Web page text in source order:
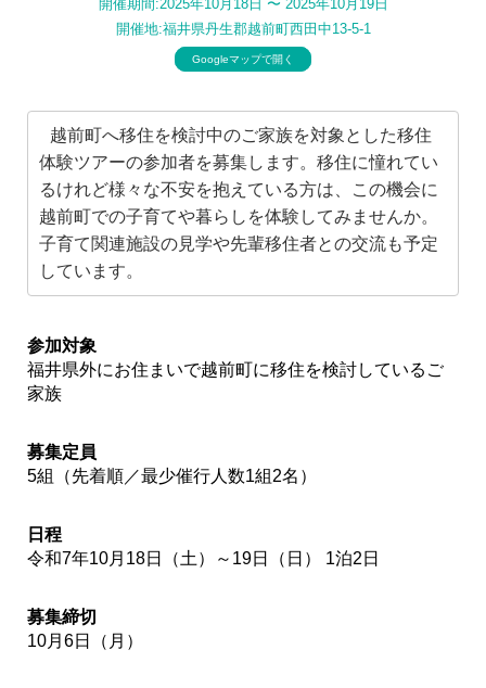
開催期間:2025年10月18日 〜2025年10月19日
開催地:福井県丹生郡越前町西田中13-5-1
Googleマップで開く
越前町へ移住を検討中のご家族を対象とした移住
体験ツアーの参加者を募集します。移住に憧れてい
るけれど様々な不安を抱えている方は、この機会に
越前町での子育てや暮らしを体験してみませんか。
子育て関連施設の見学や先輩移住者との交流も予定
しています。
参加対象
福井県外にお住まいで越前町に移住を検討しているご
家族
募集定員
5組（先着順／最少催行人数1組2名）
日程
令和7年10月18日（土）～19日（日） 1泊2日
募集締切
10月6日（月）